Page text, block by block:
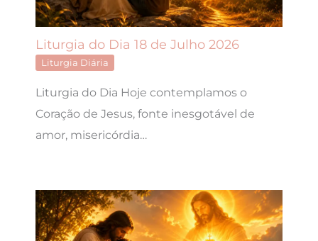
Liturgia do Dia 18 de Julho 2026
Liturgia Diária
Liturgia do Dia Hoje contemplamos o
Coração de Jesus, fonte inesgotável de
amor, misericórdia…